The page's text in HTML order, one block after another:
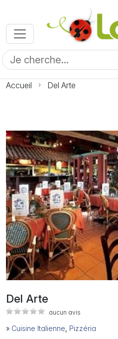
Accueil Del Arte
Photo
Del Arte
aucun avis
» Cuisine Italienne Pizzéria